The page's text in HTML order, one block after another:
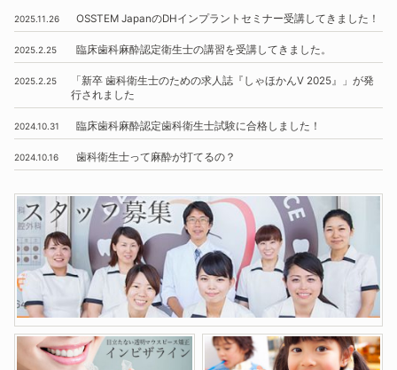
2025.11.26 OSSTEM JapanのDHインプラントセミナー受講してきました！
2025.2.25 臨床歯科麻酔認定衛生士の講習を受講してきました。
2025.2.25 「新卒 歯科衛生士のための求人誌『しゃほかんV 2025』」 が発
行されました
2024.10.31 臨床歯科麻酔認定歯科衛生士試験に合格しました！
2024.10.16 歯科衛生士って麻酔が打てるの？